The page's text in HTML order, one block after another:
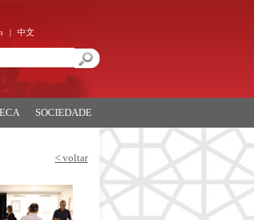
| 中文
SOCIEDADE
< voltar